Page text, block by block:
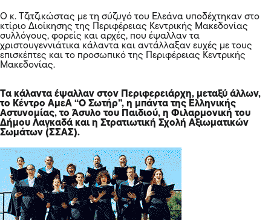
Ο κ. Τζιτζικώστας με τη σύζυγό του Ελεάνα υποδέχτηκαν στο
κτίριο Διοίκησης της Περιφέρειας Κεντρικής Μακεδονίας
συλλόγους, φορείς και αρχές, που έψαλλαν τα
χριστουγεννιάτικα κάλαντα και αντάλλαξαν ευχές με τους
επισκέπτες και το προσωπικό της Περιφέρειας Κεντρικής
Μακεδονίας.
Τα κάλαντα έψαλλαν στον Περιφερειάρχη, μεταξύ άλλων,
το Κέντρο ΑμεΑ “Ο Σωτήρ”, η μπάντα της Ελληνικής
Αστυνομίας, το Άσυλο του Παιδιού, η Φιλαρμονική του
Δήμου Λαγκαδά και η Στρατιωτική Σχολή Αξιωματικών
Σωμάτων (ΣΣΑΣ).